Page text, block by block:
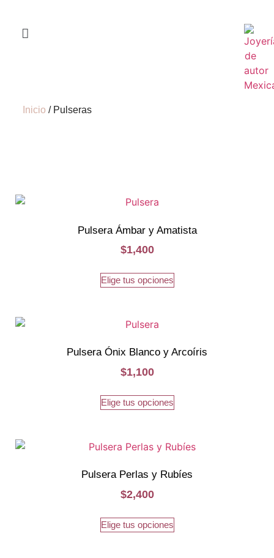
Inicio / Pulseras
Pulsera Ámbar y Amatista
$1,400
Elige tus opciones
Pulsera Ónix Blanco y Arcoíris
$1,100
Elige tus opciones
Pulsera Perlas y Rubíes
$2,400
Elige tus opciones